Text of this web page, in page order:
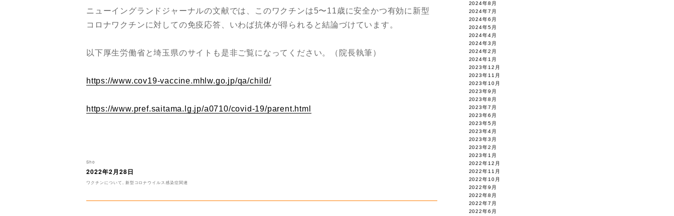
ニューイングランドジャーナルの文献では、このワクチンは5〜11歳に安全かつ有効に新型
コロナワクチンに対しての免疫応答、いわば抗体が得られると結論づけています。
以下厚生労働省と埼玉県のサイトも是非ご覧になってください。（院長執筆）
https://www.cov19-vaccine.mhlw.go.jp/qa/child/
https://www.pref.saitama.lg.jp/a0710/covid-19/parent.html
投
者
Sho
投
日:
2022年2月28日
カ
リ
ワクチンについて 新型コロナウイルス感染症関連
2024年8月
2024年7月
2024年6月
2024年5月
2024年4月
2024年3月
2024年2月
2024年1月
2023年12月
2023年11月
2023年10月
2023年9月
2023年8月
2023年7月
2023年6月
2023年5月
2023年4月
2023年3月
2023年2月
2023年1月
2022年12月
2022年11月
2022年10月
2022年9月
2022年8月
2022年7月
2022年6月